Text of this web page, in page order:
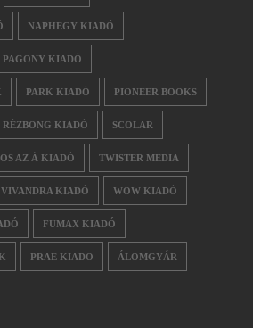
NAPHEGY KIADÓ
PAGONY KIADÓ
PARK KIADÓ PIONEER BOOKS
RÉZBONG KIADÓ SCOLAR
AZ Á KIADÓ TWISTER MEDIA
VIVANDRA KIADÓ WOW KIADÓ
FUMAX KIADÓ
PRAE KIADO ÁLOMGYÁR